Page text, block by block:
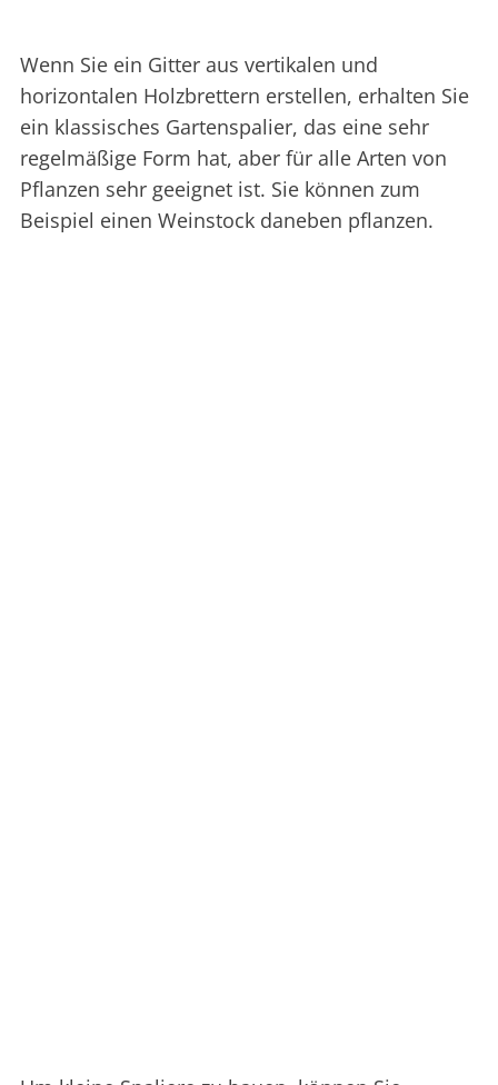
Wenn Sie ein Gitter aus vertikalen und
horizontalen Holzbrettern erstellen, erhalten Sie
ein klassisches Gartenspalier, das eine sehr
regelmäßige Form hat, aber für alle Arten von
Pflanzen sehr geeignet ist. Sie können zum
Beispiel einen Weinstock daneben pflanzen.